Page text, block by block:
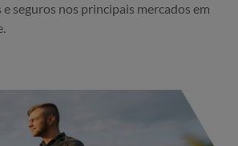
seguros nos principais mercados em